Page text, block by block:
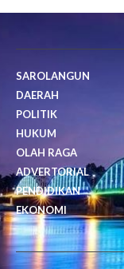
SAROLANGUN
DAERAH
POLITIK
HUKUM
OLAH RAGA
ADVERTORIAL
PENDIDIKAN
EKONOMI